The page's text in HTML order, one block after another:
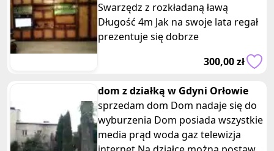
Swarzędz z rozkładaną ławą
Długość 4m Jak na swoje lata regał
prezentuje się dobrze
300,00 zł
dom z działką w Gdyni Orłowie
sprzedam dom Dom nadaje się do
wyburzenia Dom posiada wszystkie
media prąd woda gaz telewizja